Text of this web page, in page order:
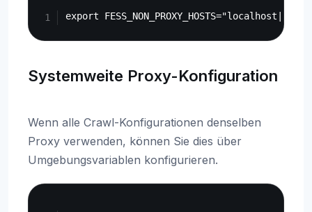
Systemweite Proxy-Konfiguration
Wenn alle Crawl-Konfigurationen denselben
Proxy verwenden, können Sie dies über
Umgebungsvariablen konfigurieren.